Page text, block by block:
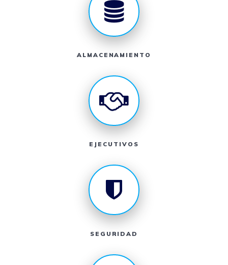
ALMACENAMIENTO
EJECUTIVOS
SEGURIDAD